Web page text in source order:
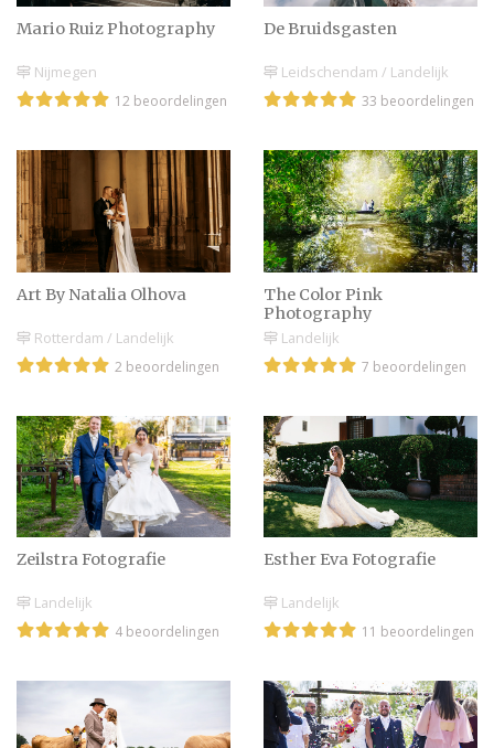
Mario Ruiz Photography
Nijmegen
12 beoordelingen
De Bruidsgasten
Leidschendam / Landelijk
33 beoordelingen
Art By Natalia Olhova
Rotterdam / Landelijk
2 beoordelingen
The Color Pink
Photography
Landelijk
7 beoordelingen
Zeilstra Fotografie
Landelijk
4 beoordelingen
Esther Eva Fotografie
Landelijk
11 beoordelingen
Vragen voor fotograaf
bruiloft | Tips & tricks